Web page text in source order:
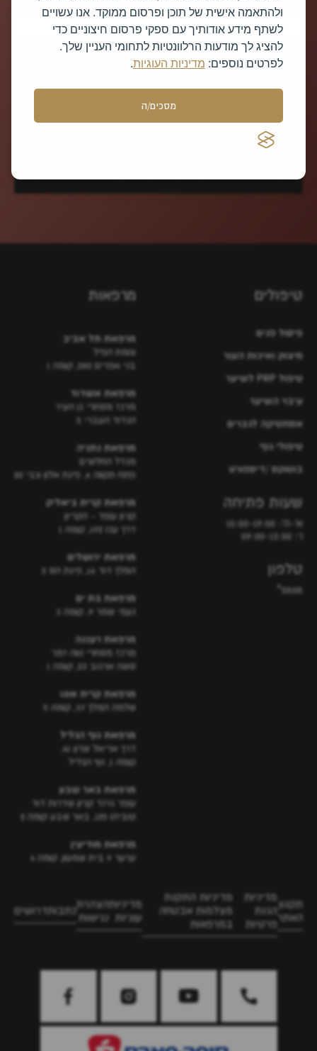
ולהתאמה אישית של תוכן ופרסום ממוקד. אנו עשויים
לשתף מידע אודותיך עם ספקי פרסום חיצוניים כדי
להציג לך מודעות הרלוונטיות לתחומי העניין שלך.
לפרטים נוספים: מדיניות העוגיות.
מסכים/ה
בסימון הקובייה הנך מסכימ/ה לקבל עדכונים והצעות שיווקיות בדיוור ישיר
NLOFF@beauty-clinic.co.il.
טיפולים
פיסול פנים
מיצוק ואיכות העור
טיפול PRP לשיער
עיבוי השיער
אסתטיקה לגברים
טיפולי גוף
בוטוקס /דיספורט
שעות פתיחה
א'-ה': 10:00-19:00
ו': 09:00-13:00
טלפון
5808*
מרפאות
מרפאת תל אביב
צומת הפיל
בני אפרים 280, קומה 1
מרפאת אשדוד
מרכז מסחרי גן העיר
הגדוד העברי 5
מרפאת נתניה
מגדל החלוצים
פתח תקווה 6, פינת אלון צבי 20
מרפאת קרית ביאליק
קניון עופר - הקריון
דרך עכו 192, קומה 1
מרפאת ירושלים
המלך דוד 16, פינת הס 2
מרפאת בת ים
נעמי שמר 9, קומה 3
מרפאת רעננה
מרכז מסחרי נווה זמר
סשה ארגוב 23, קומה 1
מרפאת קרית אונו
שלמה המלך 37, קומה 5
מרפאת נוף הגליל
דרך אריאל שרון 41,
קומה 1, נוף הגליל
מרפאת באר שבע
עופר גרנד קניון שדרות דוד
טוביהו 125, באר שבע קומה 2
מרפאת מודיעין
ערער 9 בית שמעון, קומה 4
תקנון
האתר
מדיניות
הגנת
פרטיות
מדיניות התקנת
מצלמות אבטחה
במרפאות
מדיניות
עוגיות
הצהרת
נגישות
כתבותדרושים